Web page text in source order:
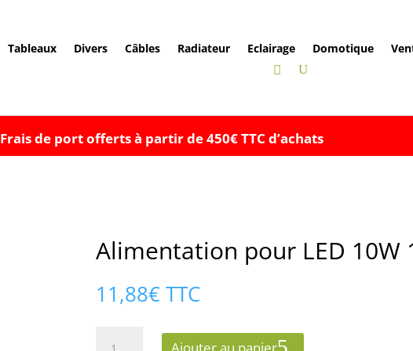
Tableaux Divers Câbles Radiateur Eclairage Domotique
Frais de port offerts à partir de 450€ TTC d’achats
Alimentation pour LED 10W
11,88€TTC